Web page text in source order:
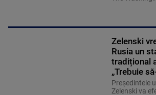
Zelenski
Rusia un
tradițional
„Trebuie
Președintele
Zelenski va